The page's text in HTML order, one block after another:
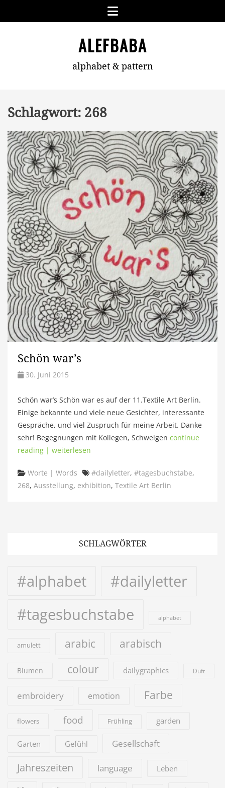
Menu
ALEFBABA
alphabet & pattern
Schlagwort: 268
Schön war’s
30. Juni 2015
Schön war’s Schön war es auf der 11.Textile Art Berlin.
Einige bekannte und viele neue Gesichter, interessante
Gespräche, und viel Zuspruch für meine Arbeit. Danke
sehr! Begegnungen mit Kollegen, Schwelgen continue
reading | weiterlesen
Categories
Worte | Words Tags
#dailyletter, #tagesbuchstabe,
268, Ausstellung, exhibition, Textile Art Berlin
SCHLAGWÖRTER
#alphabet
#dailyletter
#tagesbuchstabe
alphabet
amulett arabic arabisch
Blumen colour dailygraphics Duft
embroidery emotion Farbe
flowers food Frühling garden
Garten Gefühl Gesellschaft
Jahreszeiten language Leben